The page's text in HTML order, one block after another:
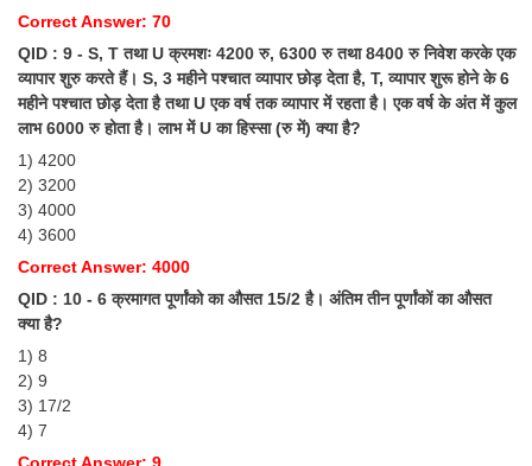
Correct Answer: 70
QID : 9 - S, T तथा U क्रमशः 4200 रु, 6300 रु तथा 8400 रु निवेश करके एक
व्यापार शुरु करते हैं। S, 3 महीने पश्चात व्यापार छोड़ देता है, T, व्यापार शुरू होने के 6
महीने पश्चात छोड़ देता है तथा U एक वर्ष तक व्यापार में रहता है। एक वर्ष के अंत में कुल
लाभ 6000 रु होता है। लाभ में U का हिस्सा (रु में) क्या है?
1) 4200
2) 3200
3) 4000
4) 3600
Correct Answer: 4000
QID : 10 - 6 क्रमागत पूर्णांको का औसत 15/2 है। अंतिम तीन पूर्णांकों का औसत
क्या है?
1) 8
2) 9
3) 17/2
4) 7